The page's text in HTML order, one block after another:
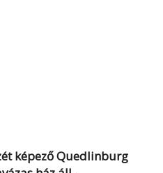
képező Quedlinburg